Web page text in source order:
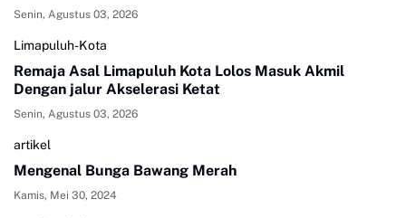
Senin, Agustus 03, 2026
Limapuluh-Kota
Remaja Asal Limapuluh Kota Lolos Masuk Akmil
Dengan jalur Akselerasi Ketat
Senin, Agustus 03, 2026
artikel
Mengenal Bunga Bawang Merah
Kamis, Mei 30, 2024